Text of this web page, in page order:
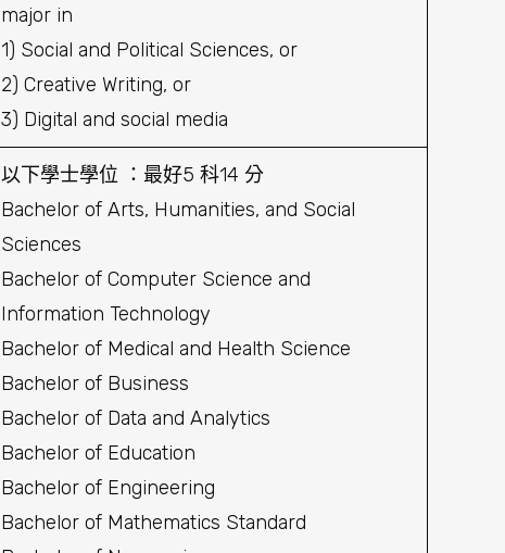
major in
1) Social and Political Sciences, or
2) Creative Writing, or
3) Digital and social media
以下學士學位 ：最好5 科14 分
Bachelor of Arts, Humanities, and Social
Sciences
Bachelor of Computer Science and
Information Technology
Bachelor of Medical and Health Science
Bachelor of Business
Bachelor of Data and Analytics
Bachelor of Education
Bachelor of Engineering
Bachelor of Mathematics Standard